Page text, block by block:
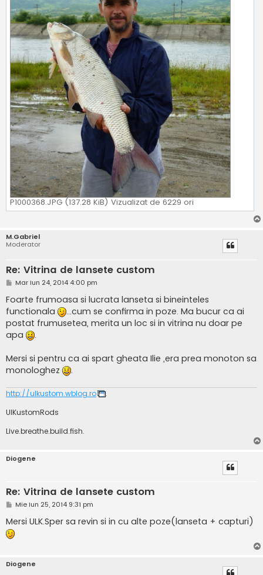
P1000368.JPG (137.28 KiB) Vizualizat de 6229 ori
M.Gabriel
Moderator
Re: Vitrina de lansete custom
M
s
a
j
Mar Iun 24, 2014 4:00 pm
Foarte frumoasa si lucrata lanseta si bineinteles
functionala
...cum se confirma in poze. Ma bucur ca ai
postat frumusetea, merita un loc si in vitrina nu doar pe
apa
.
Mersi si pentru ca ai spart gheata Ilie ,era prea monoton sa
monologhez
.
http://ulkustom.wblog.ro
.
UlKustomRods
Live.breathe.build.fish.
Diogene
Re: Vitrina de lansete custom
M
s
a
j
Mie Iun 25, 2014 9:31 pm
Mersi ULK.Sper sa revin si in cu alte poze(lanseta + capturi)
Diogene